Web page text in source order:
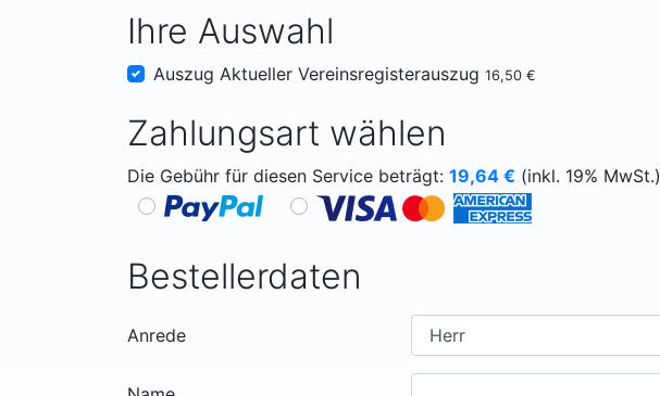
Ihre Auswahl
Auszug Aktueller Vereinsregisterauszug 16,50 €
Zahlungsart wählen
Die Gebühr für diesen Service beträgt: 19,64 € (inkl. 19% MwSt.)
Bestellerdaten
Anrede